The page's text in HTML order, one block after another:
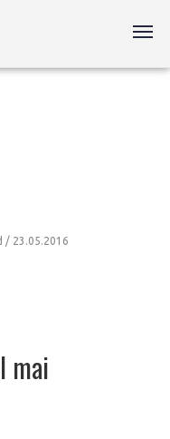
/ 23.05.2016
mai